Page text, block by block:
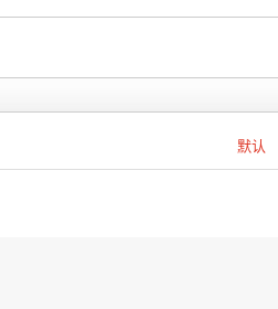
默认